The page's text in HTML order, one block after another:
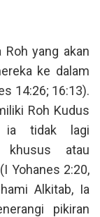
yang akan
ke dalam
14:26; 16:13).
Roh Kudus
ia tidak lagi
khusus atau
Yohanes 2:20,
Alkitab, Ia
pikiran